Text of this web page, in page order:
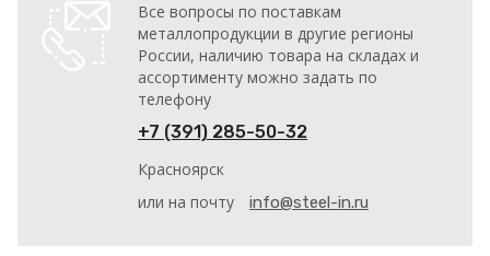
Все вопросы по поставкам
металлопродукции в другие регионы
России, наличию товара на складах и
ассортименту можно задать по
телефону
+7 (391) 285-50-32
Красноярск
или на почту
info@steel-in.ru